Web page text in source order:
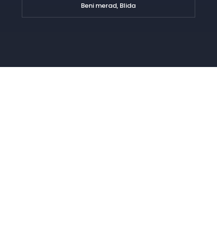
Beni merad, Blida